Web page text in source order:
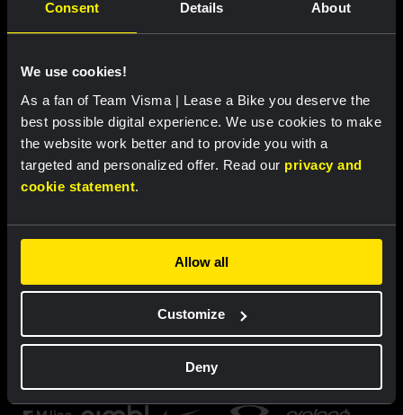
Consent Details About
We use cookies!
As a fan of Team Visma | Lease a Bike you deserve the
best possible digital experience. We use cookies to make
the website work better and to provide you with a
targeted and personalized offer. Read our privacy and
cookie statement.
Allow all
Customize
Deny